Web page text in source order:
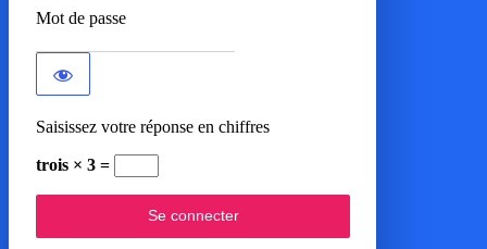
Mot de passe
Saisissez votre réponse en chiffres
trois × 3 =